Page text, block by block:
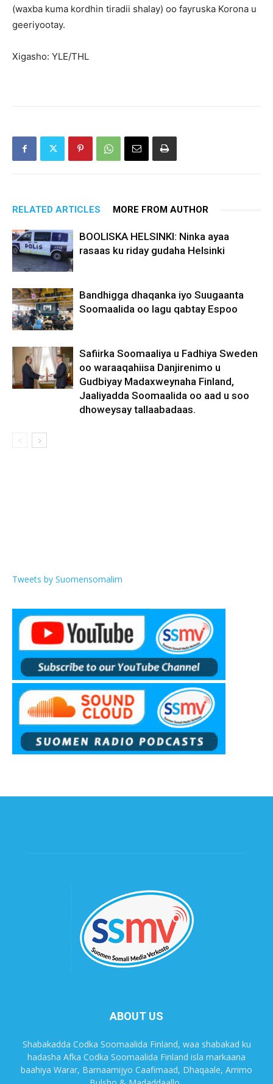
(waxba kuma kordhin tiradii shalay) oo fayruska Korona u
geeriyootay.
Xigasho: YLE/THL
RELATED ARTICLES MORE FROM AUTHOR
BOOLISKA HELSINKI: Ninka ayaa
rasaas ku riday gudaha Helsinki
Bandhigga dhaqanka iyo Suugaanta
Soomaalida oo lagu qabtay Espoo
Safiirka Soomaaliya u Fadhiya Sweden
oo waraaqahiisa Danjirenimo u
Gudbiyay Madaxweynaha Finland,
Jaaliyadda Soomaalida oo aad u soo
dhoweysay tallaabadaas.
Tweets by Suomensomalim
ABOUT US
Shabakadda Codka Soomaalida Finland, waa shabakad ku
hadasha Afka Codka Soomaalida Finland isla markaana
baahiya Warar, Barnaamijyo Caafimaad, Dhaqaale, Arrimo